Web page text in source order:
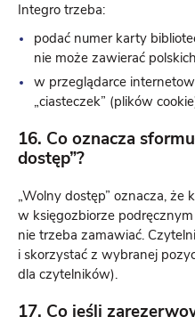
Integro trzeba:
podać numer karty
nie może zawierać
w przeglądarce
„ciasteczek” (plików
16. Co oznacza
dostęp”?
„Wolny dostęp” oznacza, że
w księgozbiorze
nie trzeba zamawiać.
i skorzystać z wybranej
dla czytelników).
17. Co jeśli